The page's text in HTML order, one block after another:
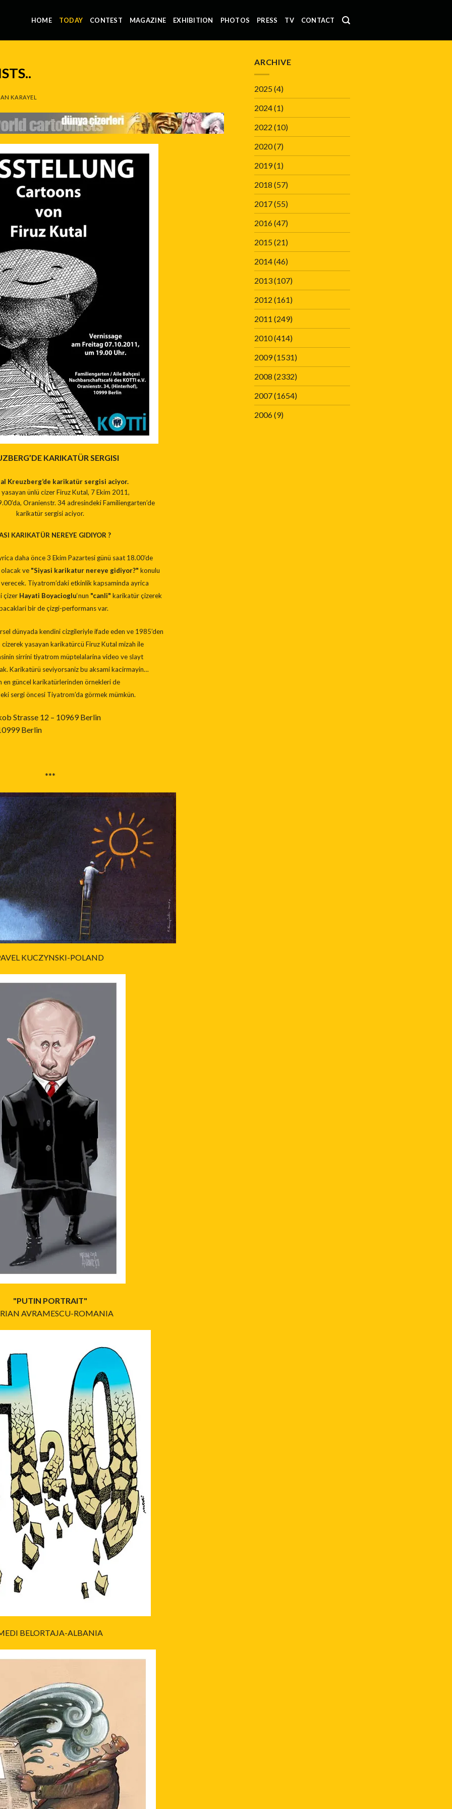
HOME TODAY CONTEST MAGAZINE EXHIBITION PHOTOS PRESS TV CONTACT
KARAYEL
KARIKATÜR SERGISI
Kreuzberg’de karikatür sergisi aciyor.
ünlü cizer Firuz Kutal, 7 Ekim 2011,
Oranienstr. 34 adresindeki Familiengarten’de
karikatür sergisi aciyor.
KARIKATÜR NEREYE GIDIYOR ?
daha önce 3 Ekim Pazartesi günü saat 18.00’de
ve "Siyasi karikatur nereye gidiyor?" konulu
Tiyatrom’daki etkinlik kapsaminda ayrica
çizer Hayati Boyacioglu‘nun "canli" karikatür çizerek
bir de çizgi-performans var.
dünyada kendini cizgileriyle ifade eden ve 1985’den
cizerek yasayan karikatürcü Firuz Kutal mizah ile
sirrini tiyatrom müptelalarina video ve slayt
Karikatürü seviyorsaniz bu aksami kacirmayin…
en güncel karikatürlerinden örnekleri de
sergi öncesi Tiyatrom’da görmek mümkün.
Strasse 12 – 10969 Berlin
Berlin
***
KUCZYNSKI-POLAND
"PUTIN PORTRAIT"
AVRAMESCU-ROMANIA
BELORTAJA-ALBANIA
ARCHIVE
2025(4)
2024(1)
2022 (10)
2020(7)
2019(1)
2018 (57)
2017(55)
2016(47)
2015(21)
2014(46)
2013(107)
2012 (161)
2011 (249)
2010(414)
2009(1531)
2008 (2332)
2007(1654)
2006(9)